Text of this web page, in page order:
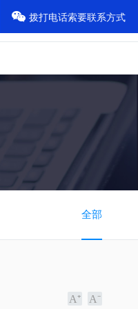
800-888-6666
全部
拨打电话索要联系方式